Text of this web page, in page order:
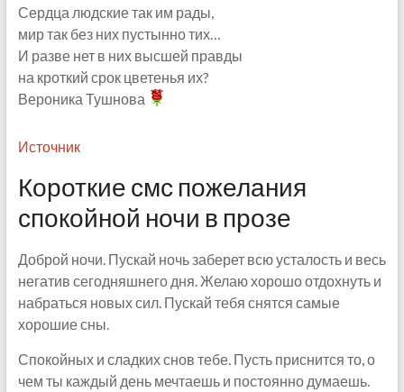
Сердца людские так им рады,
мир так без них пустынно тих…
И разве нет в них высшей правды
на кроткий срок цветенья их?
Вероника Тушнова
Источник
Короткие смс пожелания
спокойной ночи в прозе
Доброй ночи. Пускай ночь заберет всю усталость и весь
негатив сегодняшнего дня. Желаю хорошо отдохнуть и
набраться новых сил. Пускай тебя снятся самые
хорошие сны.
Спокойных и сладких снов тебе. Пусть приснится то, о
чем ты каждый день мечтаешь и постоянно думаешь.